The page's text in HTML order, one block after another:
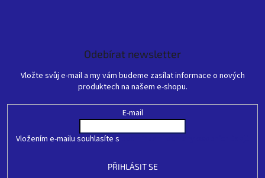
Odebírat newsletter
Vložte svůj e-mail a my vám budeme zasílat informace o nových
produktech na našem e-shopu.
E-mail
Vložením e-mailu souhlasíte s
PŘIHLÁSIT SE